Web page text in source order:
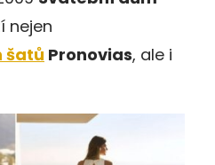
nejen
šatů Pronovias, ale i